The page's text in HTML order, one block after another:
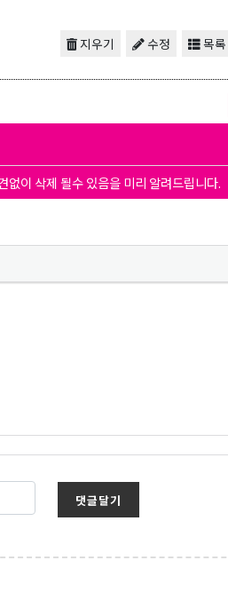
목록
수정
지우기
없이 삭제 될수 있음을 미리 알려드립니다.
댓글달기